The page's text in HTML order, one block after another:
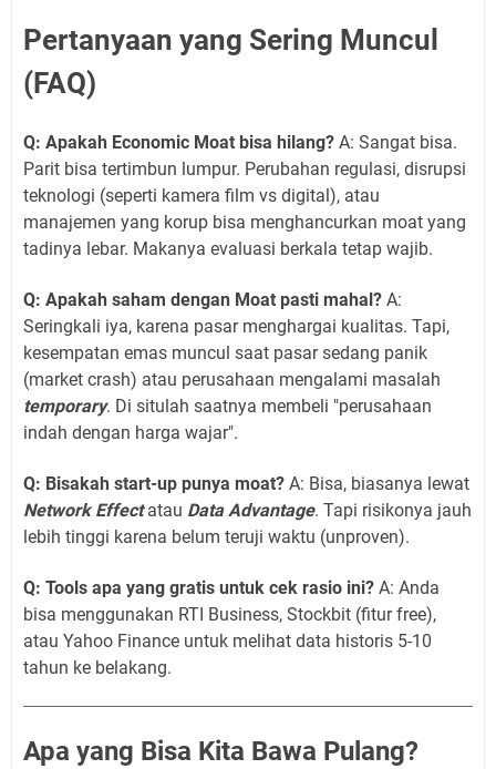
Pertanyaan yang Sering Muncul
(FAQ)
Q: Apakah Economic Moat bisa hilang? A: Sangat bisa.
Parit bisa tertimbun lumpur. Perubahan regulasi, disrupsi
teknologi (seperti kamera film vs digital), atau
manajemen yang korup bisa menghancurkan moat yang
tadinya lebar. Makanya evaluasi berkala tetap wajib.
Q: Apakah saham dengan Moat pasti mahal? A:
Seringkali iya, karena pasar menghargai kualitas. Tapi,
kesempatan emas muncul saat pasar sedang panik
(market crash) atau perusahaan mengalami masalah
temporary. Di situlah saatnya membeli "perusahaan
indah dengan harga wajar".
Q: Bisakah start-up punya moat? A: Bisa, biasanya lewat
Network Effectatau Data Advantage. Tapi risikonya jauh
lebih tinggi karena belum teruji waktu (unproven).
Q: Tools apa yang gratis untuk cek rasio ini? A: Anda
bisa menggunakan RTI Business, Stockbit (fitur free),
atau Yahoo Finance untuk melihat data historis 5-10
tahun ke belakang.
Apa yang Bisa Kita Bawa Pulang?